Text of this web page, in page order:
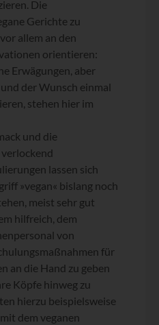
Die
Gerichte zu
allem an den
orientieren:
Erwägungen, aber
der Wunsch einmal
stehen hier im
und die
lassen sich
»vegan« bislang noch
meist sehr gut
hilfreich, dem
von
für
an die Hand zu geben
Köpfe hinweg zu
hierzu beispielsweise
dem veganen